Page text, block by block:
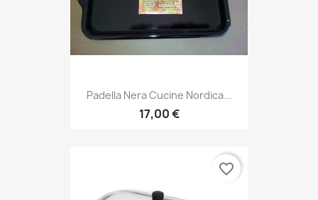
Padella Nera Cucine Nordica...
17,00 €
favorite_border